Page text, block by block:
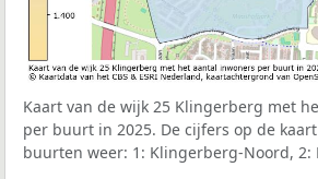
Kaart van de wijk 25 Klingerberg met
per buurt in 2025. De cijfers op de
buurten weer: 1: Klingerberg-Noord,